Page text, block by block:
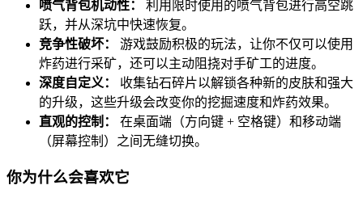
喷气背包机动性：
利用限时使用的喷气背包进行高空跳
跃，并从深坑中快速恢复。
竞争性破坏：
游戏鼓励积极的玩法，让你不仅可以使用
炸药进行采矿，还可以主动阻挠对手矿工的进度。
深度自定义：
收集钻石碎片以解锁各种新的皮肤和强大
的升级，这些升级会改变你的挖掘速度和炸药效果。
直观的控制：
在桌面端（方向键 + 空格键）和移动端
（屏幕控制）之间无缝切换。
你为什么会喜欢它